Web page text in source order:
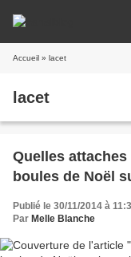
Accueil » lacet
lacet
Quelles
boules de Noël
Publié le 30/11/2014 à
Par Melle Blanche